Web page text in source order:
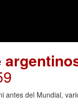
antes del Mundial,